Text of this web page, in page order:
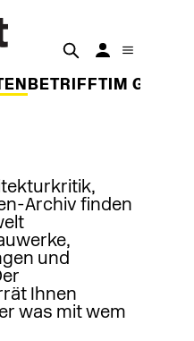
BETRIFFT IM
Archiv finden
und
Ihnen
was mit wem